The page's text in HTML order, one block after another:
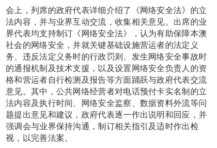
会上，列席的政府代表详细介绍了《网络安全法》的立
法内容，并与业界互动交流，收集相关意见。出席的业
界代表均支持制订《网络安全法》，认为有助保障本澳
社会的网络安全，并就关键基础设施营运者的法定义
务、违反法定义务时的行政罚则、发生网络安全事故时
的通报机制及技术支援，以及设置网络安全负责人的资
格和营运者自行检测及报告等方面踊跃与政府代表交流
意见。其中，公共网络经营者对电话预付卡实名制的立
法内容及执行时间、网络安全监察、数据资料外流等问
题提出意见和建议，政府代表逐一作出说明和回应，并
强调会与业界保持沟通，制订相关指引及适时作出检
视，以完善法案。